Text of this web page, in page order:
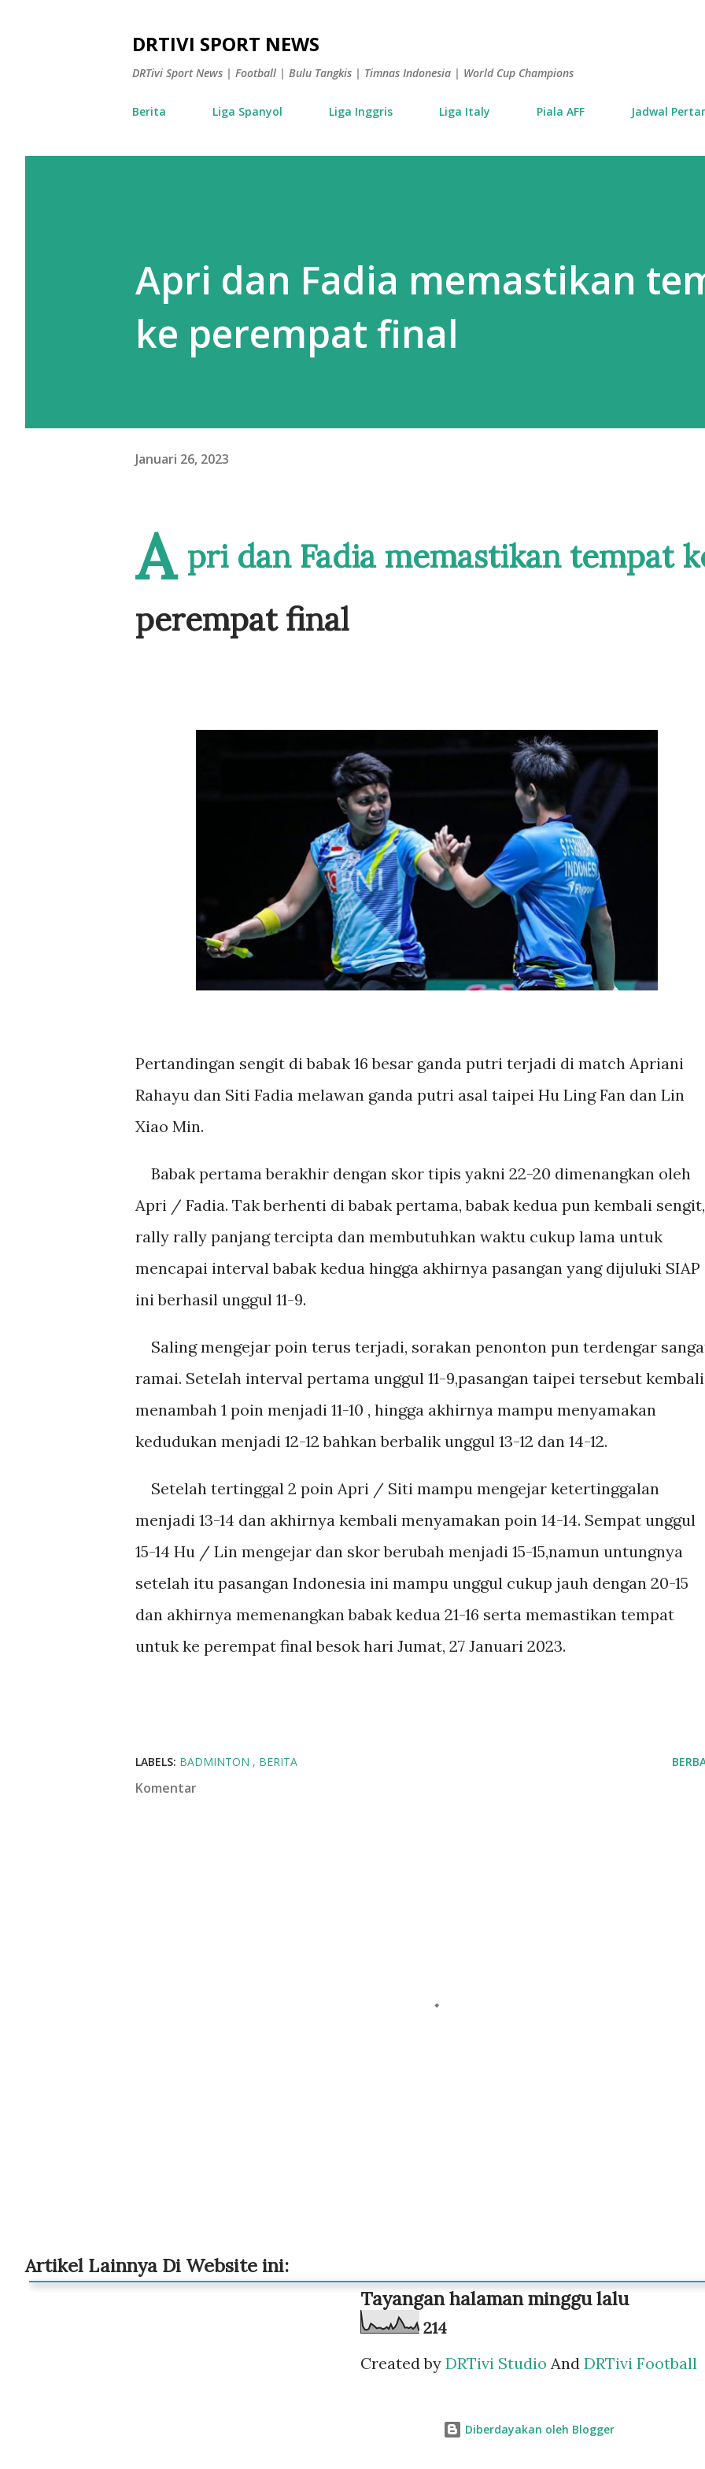
DRTIVI SPORT NEWS
DRTivi Sport News | Football | Bulu Tangkis | Timnas Indonesia | World Cup Champions
Berita Liga Spanyol Liga Inggris Liga Italy Piala AFF Jadwal
Apri dan Fadia memastikan
ke perempat final
Januari 26, 2023
A pri dan Fadia memastikan tempat
perempat final
Pertandingan sengit di babak 16 besar ganda putri terjadi di match Apriani
Rahayu dan Siti Fadia melawan ganda putri asal taipei Hu Ling Fan dan Lin
Xiao Min.
Babak pertama berakhir dengan skor tipis yakni 22-20 dimenangkan oleh
Apri / Fadia. Tak berhenti di babak pertama, babak kedua pun kembali sengit,
rally rally panjang tercipta dan membutuhkan waktu cukup lama untuk
mencapai interval babak kedua hingga akhirnya pasangan yang dijuluki SIAP
ini berhasil unggul 11-9.
Saling mengejar poin terus terjadi, sorakan penonton pun terdengar
ramai. Setelah interval pertama unggul 11-9,pasangan taipei tersebut kembali
menambah 1 poin menjadi 11-10 , hingga akhirnya mampu menyamakan
kedudukan menjadi 12-12 bahkan berbalik unggul 13-12 dan 14-12.
Setelah tertinggal 2 poin Apri / Siti mampu mengejar ketertinggalan
menjadi 13-14 dan akhirnya kembali menyamakan poin 14-14. Sempat unggul
15-14 Hu / Lin mengejar dan skor berubah menjadi 15-15,namun untungnya
setelah itu pasangan Indonesia ini mampu unggul cukup jauh dengan 20-15
dan akhirnya memenangkan babak kedua 21-16 serta memastikan tempat
untuk ke perempat final besok hari Jumat, 27 Januari 2023.
LABELS: BADMINTON BERITA
Komentar
Artikel Lainnya Di Website ini:
Tayangan halaman minggu lalu
214
Created by DRTivi Studio And DRTivi Football
Diberdayakan oleh Blogger